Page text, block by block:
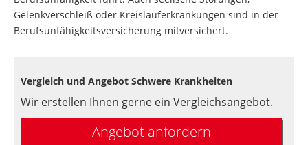
Gelenkverschleiß oder Kreislauferkrankungen sind in der
Berufsunfähigkeitsversicherung mitversichert.
Vergleich und Angebot Schwere Krankheiten
Wir erstellen Ihnen gerne ein Vergleichsangebot.
Angebot anfordern